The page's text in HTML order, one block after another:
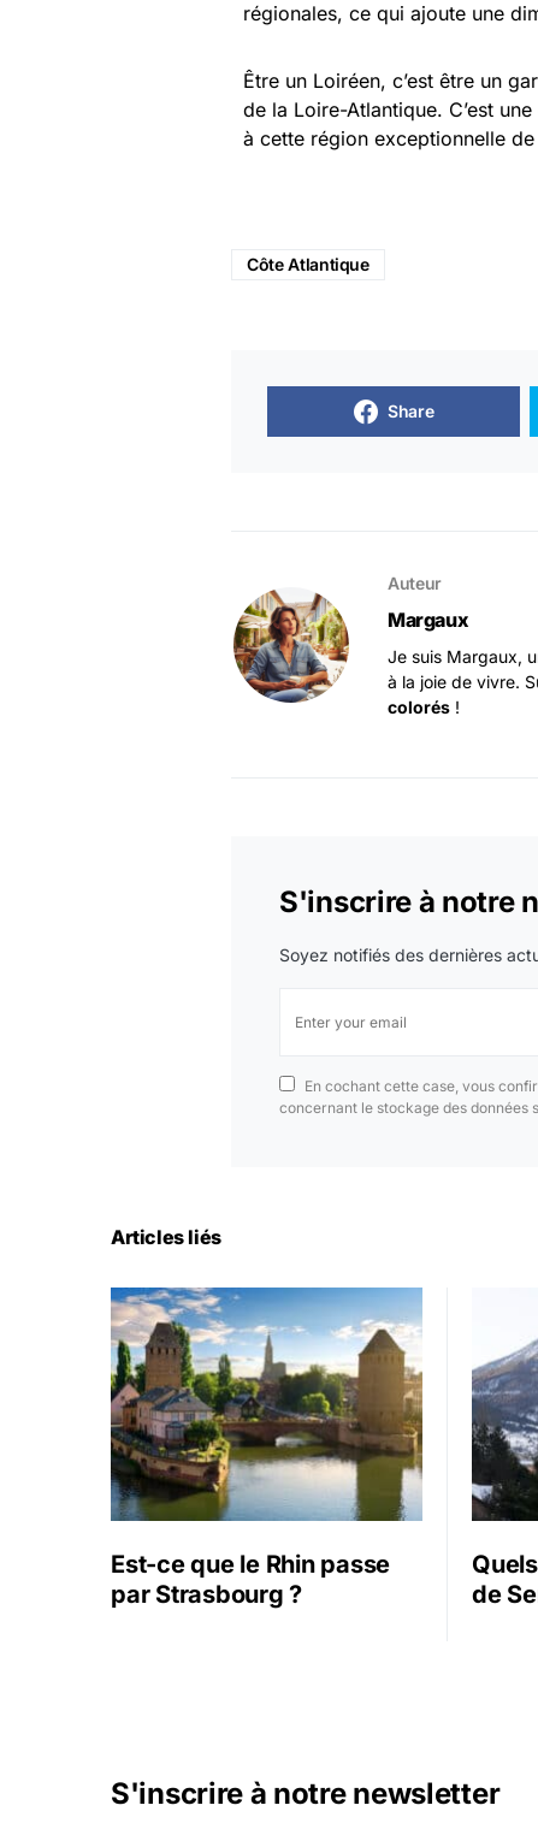
régionales, ce qui ajoute une
Être un Loiréen, c’est être un
de la Loire-Atlantique. C’est
à cette région exceptionnelle de
Côte Atlantique
Share
Auteur
Margaux
Je suis Margaux,
à la joie de vivre.
colorés !
S'inscrire à notre
Soyez notifiés des dernières
En cochant cette case, vous
concernant le stockage des données
Articles liés
Est-ce que le Rhin passe
par Strasbourg ?
de
S'inscrire à notre newsletter